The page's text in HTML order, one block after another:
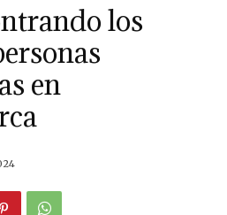
los
en